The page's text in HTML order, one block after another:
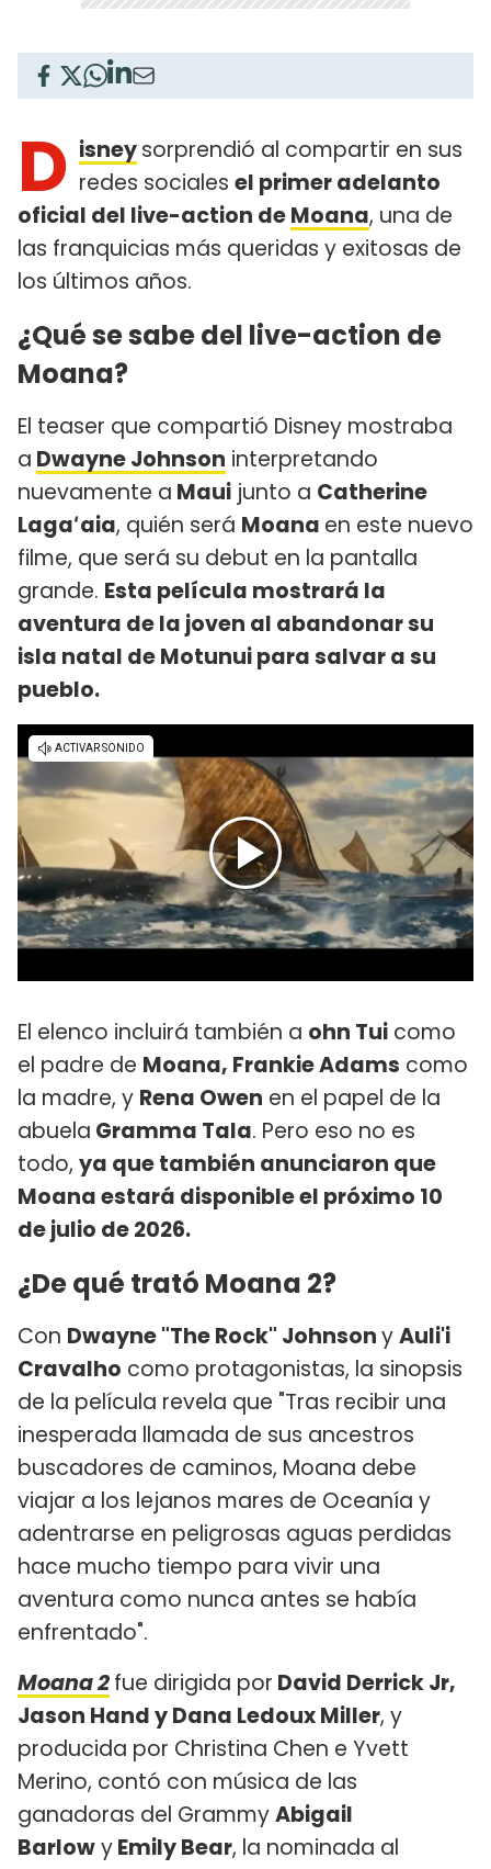
D isneysorprendió al compartir en sus
redes sociales el primer adelanto
oficial del live-action deMoana, una de
las franquicias más queridas y exitosas de
los últimos años.
¿Qué se sabe del live-action de
Moana?
El teaser que compartió Disney mostraba
a Dwayne Johnson interpretando
nuevamente a Maui junto a Catherine
Lagaʻaia, quién será Moana en este nuevo
filme, que será su debut en la pantalla
grande. Esta película mostrará la
aventura de la joven al abandonar su
isla natal de Motunui para salvar a su
pueblo.
El elenco incluirá también a ohn Tui como
el padre de Moana, Frankie Adams como
la madre, y Rena Owen en el papel de la
abuela Gramma Tala. Pero eso no es
todo, ya que también anunciaron que
Moana estará disponible el próximo 10
de julio de 2026.
¿De qué trató Moana 2?
Con Dwayne "The Rock" JohnsonyAuli'i
Cravalho como protagonistas, la sinopsis
de la película revela que "Tras recibir una
inesperada llamada de sus ancestros
buscadores de caminos, Moana debe
viajar a los lejanos mares de Oceanía y
adentrarse en peligrosas aguas perdidas
hace mucho tiempo para vivir una
aventura como nunca antes se había
enfrentado".
Moana 2fue dirigida por David Derrick Jr,
Jason Hand y Dana Ledoux Miller, y
producida por Christina Chen e Yvett
Merino, contó con música de las
ganadoras del GrammyAbigail
BarlowyEmily Bear, la nominada al